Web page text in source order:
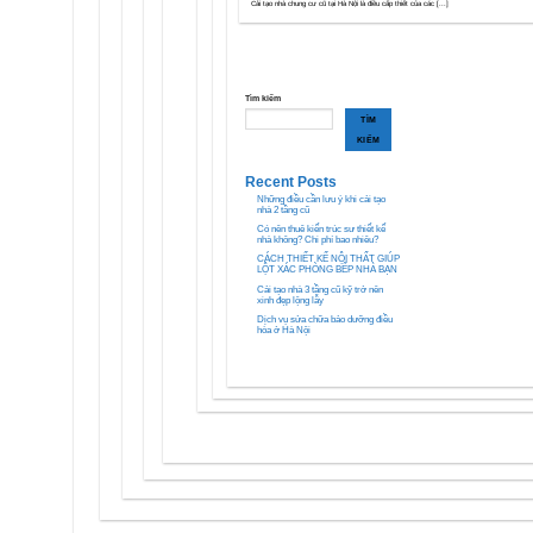
Cải tạo nhà chung cư cũ tại Hà Nội là điều cấp thiết của các [...]
Tìm kiếm
TÌM
KIẾM
Recent Posts
Những điều cần lưu ý khi cải tạo
nhà 2 tầng cũ
Có nên thuê kiến trúc sư thiết kế
nhà không? Chi phí bao nhiêu?
CÁCH THIẾT KẾ NỘI THẤT GIÚP
LỘT XÁC PHÒNG BẾP NHÀ BẠN
Cải tạo nhà 3 tầng cũ kỹ trở nên
xinh đẹp lộng lẫy
Dịch vụ sửa chữa bảo dưỡng điều
hòa ở Hà Nội